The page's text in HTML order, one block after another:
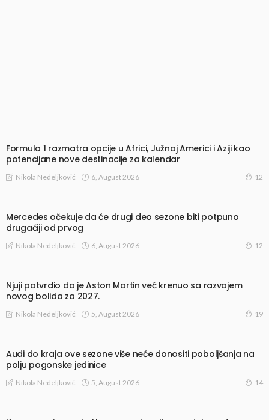
Formula 1 razmatra opcije u Africi, Južnoj Americi i Aziji kao
potencijane nove destinacije za kalendar
Nikola Nedeljković 6, August 2026 12
Mercedes očekuje da će drugi deo sezone biti potpuno
drugačiji od prvog
Nikola Nedeljković 6, August 2026 12
Njuji potvrdio da je Aston Martin već krenuo sa razvojem
novog bolida za 2027.
Nikola Nedeljković 5, August 2026 19
Audi do kraja ove sezone više neće donositi poboljšanja na
polju pogonske jedinice
Nikola Nedeljković 5, August 2026 14